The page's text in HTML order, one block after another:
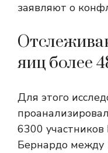
заявляют о
яиц более
Для этого
6300 участников
Бернардо между